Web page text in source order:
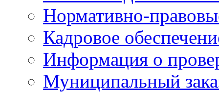
Нормативно-
Кадровое
Информация о
Муниципальный